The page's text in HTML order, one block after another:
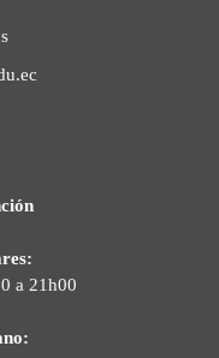
a 21h00